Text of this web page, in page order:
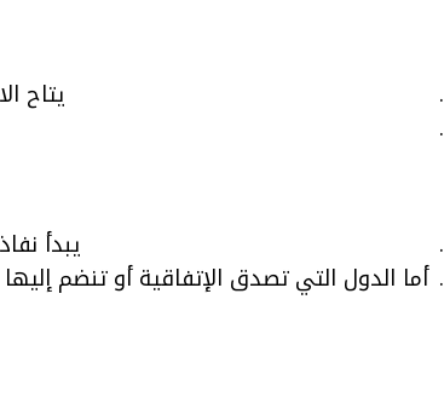
يتاح
يبدأ
أما الدول التي تصدق الإتفاقية أو تنضم